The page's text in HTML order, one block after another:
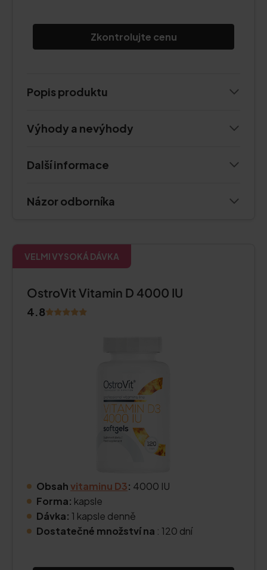
Zkontrolujte cenu
Popis produktu
Výhody a nevýhody
Další informace
Názor odborníka
VELMI VYSOKÁ DÁVKA
OstroVit Vitamin D 4000 IU
4.8
Obsahvitaminu D3: 4000 IU
Forma: kapsle
Dávka: 1 kapsle denně
Dostatečné množství na : 120 dní